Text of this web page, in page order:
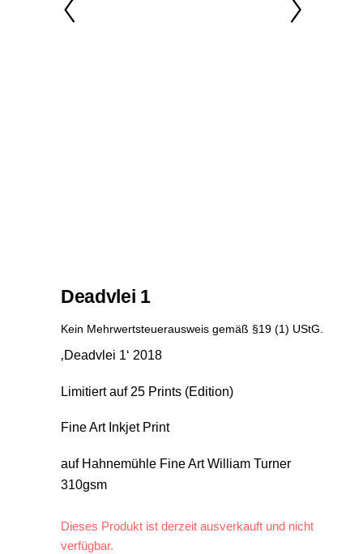
Deadvlei 1
Kein Mehrwertsteuerausweis gemäß §19 (1) UStG.
‚Deadvlei 1‘ 2018
Limitiert auf 25 Prints (Edition)
Fine Art Inkjet Print
auf Hahnemühle Fine Art William Turner
310gsm
Dieses Produkt ist derzeit ausverkauft und nicht
verfügbar.